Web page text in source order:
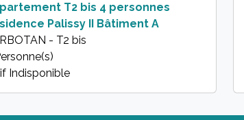
T2 bis 4 personnes
Palissy II Bâtiment A
- T2 bis
Indisponible